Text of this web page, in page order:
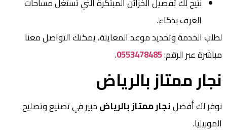
الغرف بذكاء.
لطلب الخدمة وتحديد موعد المعاينة، يمكنك التواصل معنا
مباشرة عبر الرقم:0553478485
.
نجار ممتاز بالرياض
نوفر لك أفضلنجار ممتاز بالرياضخبير في تصنيع وتصليح
الموبيليا.